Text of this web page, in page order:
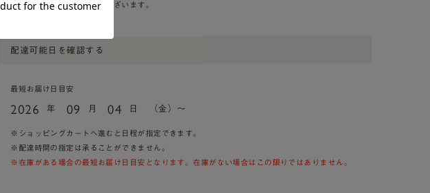
※一部配送できない地域がございます。
配達可能日を確認する
最短お届け日目安
2026 年 09 月 04 日 （金）～
※ショッピングカートへ進むと日程が指定できます。
※配達時間の指定は承ることができません。
※在庫がある場合の最短お届け日目安となります。在庫がない場合はこの限りではありません。